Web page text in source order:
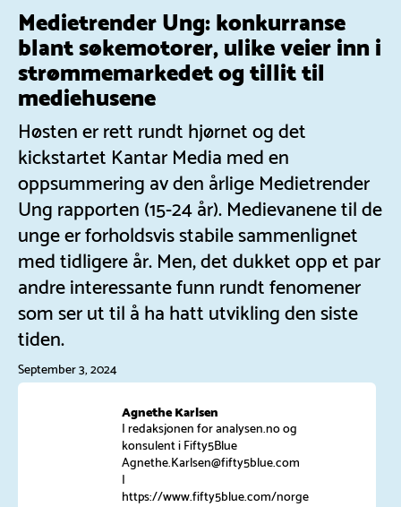
Medietrender Ung: konkurranse
blant søkemotorer, ulike veier inn i
strømmemarkedet og tillit til
mediehusene
Høsten er rett rundt hjørnet og det
kickstartet Kantar Media med en
oppsummering av den årlige Medietrender
Ung rapporten (15-24 år). Medievanene til de
unge er forholdsvis stabile sammenlignet
med tidligere år. Men, det dukket opp et par
andre interessante funn rundt fenomener
som ser ut til å ha hatt utvikling den siste
tiden.
September 3, 2024
Agnethe Karlsen
I redaksjonen for analysen.no og
konsulent i Fifty5Blue
Agnethe.Karlsen@fifty5blue.com
|
https://www.fifty5blue.com/norge